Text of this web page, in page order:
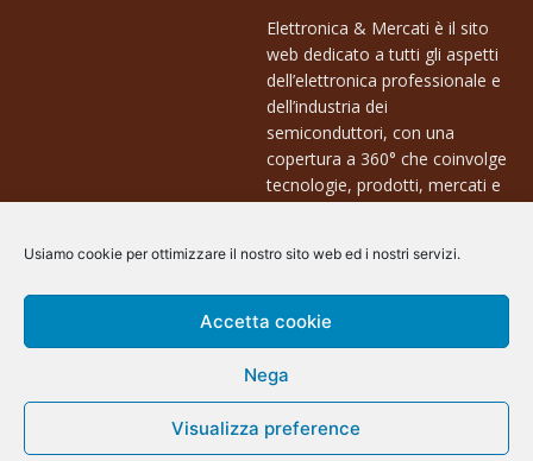
Usiamo cookie per ottimizzare il nostro sito web ed i nostri servizi.
Accetta cookie
Nega
Visualizza preference
Elettronica & Mercati è il sito
web dedicato a tutti gli aspetti
dell’elettronica professionale e
dell’industria dei
semiconduttori, con una
copertura a 360° che coinvolge
tecnologie, prodotti, mercati e
Contatti:
@ArsCommunication 2023